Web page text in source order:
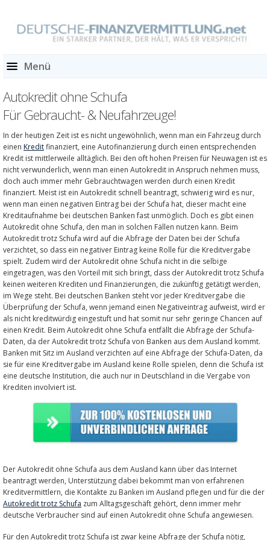
Menü
Autokredit ohne Schufa
Für Gebraucht- & Neufahrzeuge!
In der heutigen Zeit ist es nicht ungewöhnlich, wenn man ein Fahrzeug durch
einen Kreditfinanziert, eine Autofinanzierung durch einen entsprechenden
Kredit ist mittlerweile alltäglich. Bei den oft hohen Preisen für Neuwagen ist es
nicht verwunderlich, wenn man einen Autokredit in Anspruch nehmen muss,
doch auch immer mehr Gebrauchtwagen werden durch einen Kredit
finanziert. Meist ist ein Autokredit schnell beantragt, schwierig wird es nur,
wenn man einen negativen Eintrag bei der Schufa hat, dieser macht eine
Kreditaufnahme bei deutschen Banken fast unmöglich. Doch es gibt einen
Autokredit ohne Schufa, den man in solchen Fällen nutzen kann. Beim
Autokredit trotz Schufa wird auf die Abfrage der Daten bei der Schufa
verzichtet, so dass ein negativer Eintrag keine Rolle für die Kreditvergabe
spielt. Zudem wird der Autokredit ohne Schufa nicht in die selbige
eingetragen, was den Vorteil mit sich bringt, dass der Autokredit trotz Schufa
keinen weiteren Krediten und Finanzierungen, die zukünftig getätigt werden,
im Wege steht. Bei deutschen Banken steht vor jeder Kreditvergabe die
Überprüfung der Schufa, wenn jemand einen Negativeintrag aufweist, wird er
als nicht kreditwürdig eingestuft und hat somit nur sehr geringe Chancen auf
einen Kredit. Beim Autokredit ohne Schufa entfällt die Abfrage der Schufa-
Daten, da der Autokredit trotz Schufa von Banken aus dem Ausland kommt.
Banken mit Sitz im Ausland verzichten auf eine Abfrage der Schufa-Daten, da
sie für eine Kreditvergabe im Ausland keine Rolle spielen, denn die Schufa ist
eine deutsche Institution, die auch nur in Deutschland in die Vergabe von
Krediten involviert ist.
Der Autokredit ohne Schufa aus dem Ausland kann über das Internet
beantragt werden, Unterstützung dabei bekommt man von erfahrenen
Kreditvermittlern, die Kontakte zu Banken im Ausland pflegen und für die der
Autokredit trotz Schufa zum Alltagsgeschäft gehört, denn immer mehr
deutsche Verbraucher sind auf einen Autokredit ohne Schufa angewiesen.
Für den Autokredit trotz Schufa ist zwar keine Abfrage der Schufa nötig,